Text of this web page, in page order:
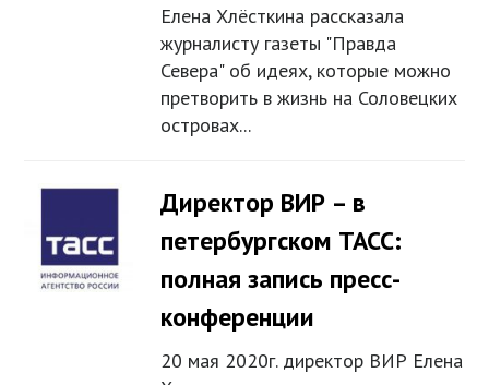
Елена Хлёсткина рассказала
журналисту газеты "Правда
Севера" об идеях, которые можно
претворить в жизнь на Соловецких
островах...
Директор ВИР – в
петербургском ТАСС:
полная запись пресс-
конференции
20 мая 2020г. директор ВИР Елена